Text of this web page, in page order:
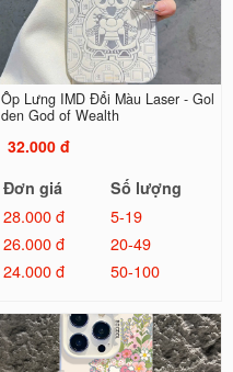
Ốp Lưng IMD Đổi Màu Laser - Gol
den God of Wealth
32.000 đ
Đơn giá
Số lượng
28.000 đ
5-19
26.000 đ
20-49
24.000 đ
50-100